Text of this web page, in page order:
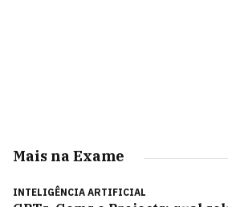
Mais na Exame
INTELIGÊNCIA ARTIFICIAL